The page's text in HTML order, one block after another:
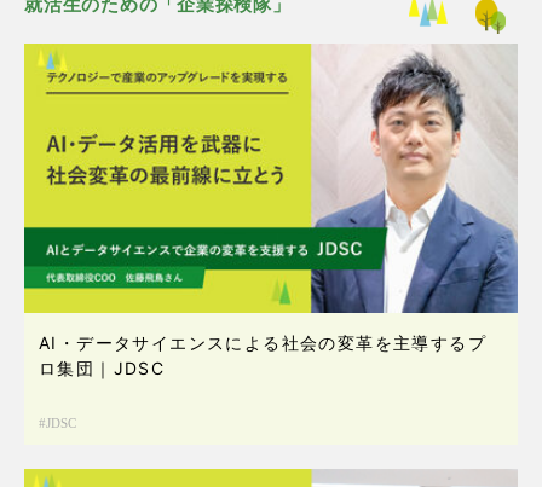
就活生のための「企業探検隊」
AI・データサイエンスによる社会の変革を主導するプ
ロ集団｜JDSC
JDSC